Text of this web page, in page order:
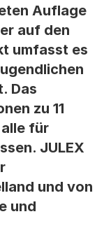
Auflage
auf den
umfasst es
Das
zu 11
für
JULEX
und von
und